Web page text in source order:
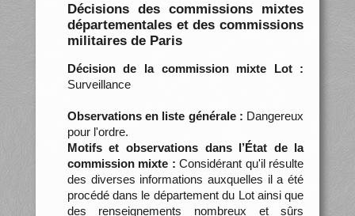
Décisions des commissions mixtes
départementales et des commissions
militaires de Paris
Décision de la commission mixte Lot :
Surveillance
Observations en liste générale : Dangereux
pour l'ordre.
Motifs et observations dans l’État de la
commission mixte : Considérant qu'il résulte
des diverses informations auxquelles il a été
procédé dans le département du Lot ainsi que
des renseignements nombreux et sûrs